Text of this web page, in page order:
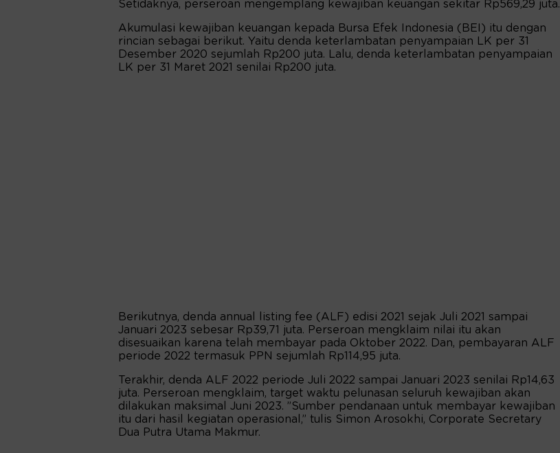
Setidaknya, perseroan mengemplang kewajiban keuangan sekitar Rp569,29 juta.
Akumulasi kewajiban keuangan kepada Bursa Efek Indonesia (BEI) itu dengan
rincian sebagai berikut. Yaitu denda keterlambatan penyampaian LK per 31
Desember 2020 sejumlah Rp200 juta. Lalu, denda keterlambatan penyampaian
LK per 31 Maret 2021 senilai Rp200 juta.
Berikutnya, denda annual listing fee (ALF) edisi 2021 sejak Juli 2021 sampai
Januari 2023 sebesar Rp39,71 juta. Perseroan mengklaim nilai itu akan
disesuaikan karena telah membayar pada Oktober 2022. Dan, pembayaran ALF
periode 2022 termasuk PPN sejumlah Rp114,95 juta.
Terakhir, denda ALF 2022 periode Juli 2022 sampai Januari 2023 senilai Rp14,63
juta. Perseroan mengklaim, target waktu pelunasan seluruh kewajiban akan
dilakukan maksimal Juni 2023. ”Sumber pendanaan untuk membayar kewajiban
itu dari hasil kegiatan operasional,” tulis Simon Arosokhi, Corporate Secretary
Dua Putra Utama Makmur.